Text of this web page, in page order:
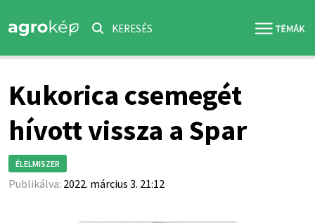
KERESÉS
Kukorica csemegét
hívott vissza a Spar
ÉLELMISZER
Publikálva: 2022. március 3. 21:12